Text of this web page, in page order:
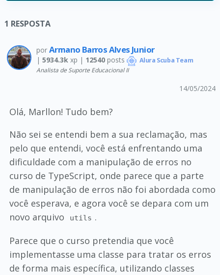
1 RESPOSTA
por Armano Barros Alves Junior
| 5934.3kxp | 12540posts Alura Scuba Team
Analista de Suporte Educacional II
14/05/2024
Olá, Marllon! Tudo bem?
Não sei se entendi bem a sua reclamação, mas
pelo que entendi, você está enfrentando uma
dificuldade com a manipulação de erros no
curso de TypeScript, onde parece que a parte
de manipulação de erros não foi abordada como
você esperava, e agora você se depara com um
novo arquivo
utils .
Parece que o curso pretendia que você
implementasse uma classe para tratar os erros
de forma mais específica, utilizando classes